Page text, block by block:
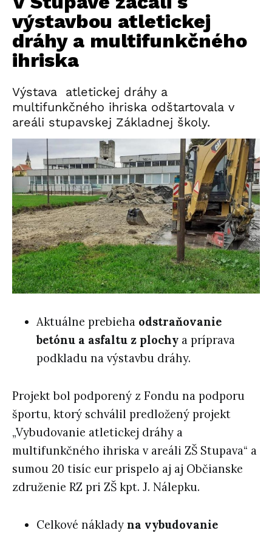
výstavbou atletickej
dráhy a multifunkčného
ihriska
Výstava atletickej dráhy a
multifunkčného ihriska odštartovala v
areáli stupavskej Základnej školy.
Aktuálne prebieha odstraňovanie
betónu a asfaltu z plochy a príprava
podkladu na výstavbu dráhy.
Projekt bol podporený z Fondu na podporu
športu, ktorý schválil predložený projekt
„Vybudovanie atletickej dráhy a
multifunkčného ihriska v areáli ZŠ Stupava“ a
sumou 20 tisíc eur prispelo aj aj Občianske
združenie RZ pri ZŠ kpt. J. Nálepku.
Celkové náklady na vybudovanie